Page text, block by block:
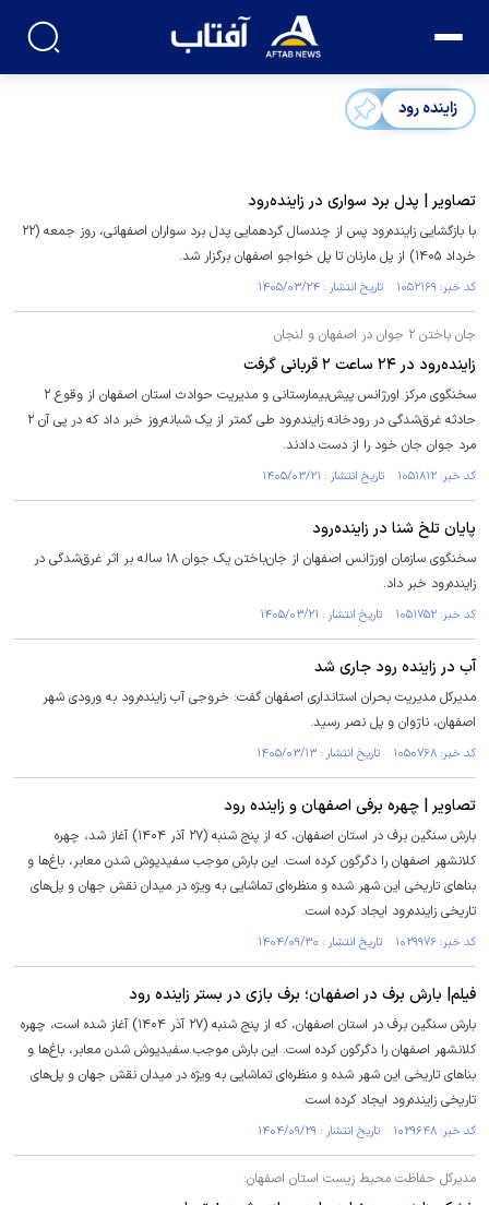
زاینده رود
تصاویر | پدل برد سواری در زاینده‌رود
با بازگشایی زاینده‌رود پس از چندسال گردهمایی پدل برد سواران اصفهانی، روز جمعه (۲۲
خرداد ۱۴۰۵) از پل مارنان تا پل خواجو اصفهان برگزار شد.
کد خبر: ۱۰۵۲۱۶۹ تاریخ انتشار : ۱۴۰۵/۰۳/۲۴
جان باختن ۲ جوان در اصفهان و لنجان
زاینده‌رود در ۲۴ ساعت ۲ قربانی گرفت
سخنگوی مرکز اورژانس پیش‌بیمارستانی و مدیریت حوادث استان اصفهان از وقوع ۲
حادثه غرق‌شدگی در رودخانه زاینده‌رود طی کمتر از یک شبانه‌روز خبر داد که در پی آن ۲
مرد جوان جان خود را از دست دادند.
کد خبر: ۱۰۵۱۸۱۲ تاریخ انتشار : ۱۴۰۵/۰۳/۲۱
پایان تلخ شنا در زاینده‌رود
سخنگوی سازمان اورژانس اصفهان از جان‌باختن یک جوان ۱۸ ساله بر اثر غرق‌شدگی در
زاینده‌رود خبر داد.
کد خبر: ۱۰۵۱۷۵۲ تاریخ انتشار : ۱۴۰۵/۰۳/۲۱
آب در زاینده رود جاری شد
مدیرکل مدیریت بحران استانداری اصفهان گفت: خروجی آب زاینده‌رود به ورودی شهر
اصفهان، ناژوان و پل نصر رسید.
کد خبر: ۱۰۵۰۷۶۸ تاریخ انتشار : ۱۴۰۵/۰۳/۱۳
تصاویر | چهره برفی اصفهان و زاینده رود
بارش سنگین برف در استان اصفهان، که از پنج شنبه (۲۷ آذر ۱۴۰۴) آغاز شد، چهره
کلانشهر اصفهان را دگرگون کرده است. این بارش موجب سفیدپوش شدن معابر، باغ‌ها و
بناهای تاریخی این شهر شده و منظره‌ای تماشایی به ویژه در میدان نقش جهان و پل‌های
تاریخی زاینده‌رود ایجاد کرده است.
کد خبر: ۱۰۲۹۹۷۶ تاریخ انتشار : ۱۴۰۴/۰۹/۳۰
فیلم| بارش برف در اصفهان؛ برف بازی در بستر زاینده رود
بارش سنگین برف در استان اصفهان، که از پنج شنبه (۲۷ آذر ۱۴۰۴) آغاز شده است، چهره
کلانشهر اصفهان را دگرگون کرده است. این بارش موجب سفیدپوش شدن معابر، باغ‌ها و
بناهای تاریخی این شهر شده و منظره‌ای تماشایی به ویژه در میدان نقش جهان و پل‌های
تاریخی زاینده‌رود ایجاد کرده است.
کد خبر: ۱۰۲۹۶۴۸ تاریخ انتشار : ۱۴۰۴/۰۹/۲۹
مدیرکل حفاظت محیط زیست استان اصفهان: